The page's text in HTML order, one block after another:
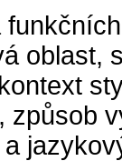
oblast,
způsob